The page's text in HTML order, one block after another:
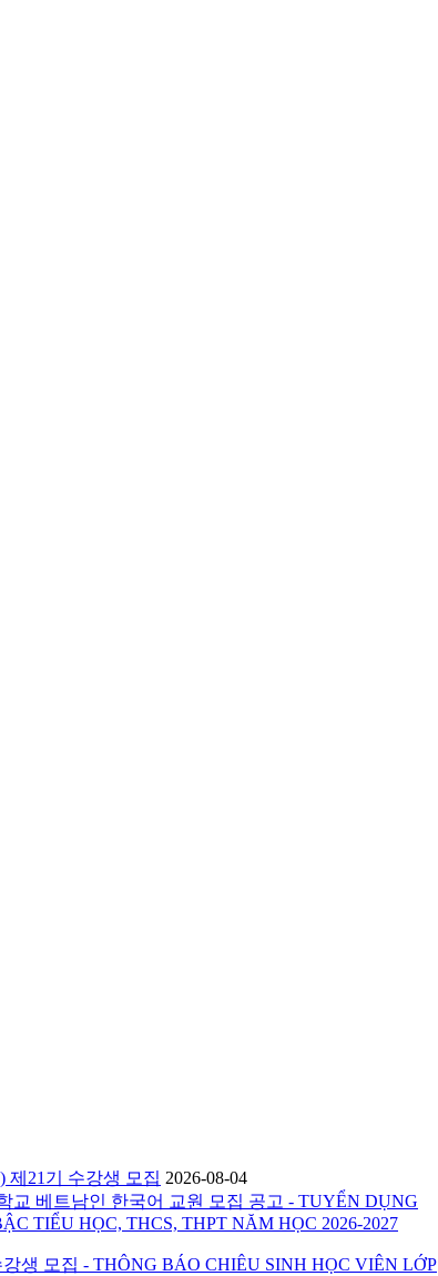
제21기 수강생 모집 2026-08-04
교 베트남인 한국어 교원 모집 공고 - TUYỂN DỤNG
TIỂU HỌC, THCS, THPT NĂM HỌC 2026-2027
생 모집 - THÔNG BÁO CHIÊU SINH HỌC VIÊN LỚP